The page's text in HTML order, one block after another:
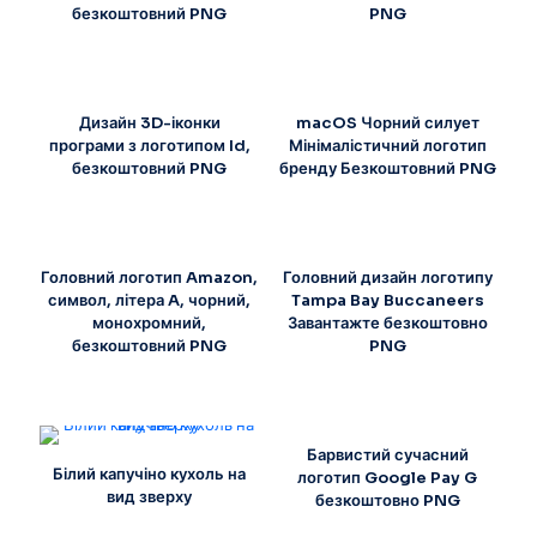
безкоштовний PNG
PNG
Дизайн 3D-іконки
програми з логотипом Id,
безкоштовний PNG
macOS Чорний силует
Мінімалістичний логотип
бренду Безкоштовний PNG
Головний логотип Amazon,
символ, літера A, чорний,
монохромний,
безкоштовний PNG
Головний дизайн логотипу
Tampa Bay Buccaneers
Завантажте безкоштовно
PNG
Білий капучіно кухоль на
вид зверху
Барвистий сучасний
логотип Google Pay G
безкоштовно PNG